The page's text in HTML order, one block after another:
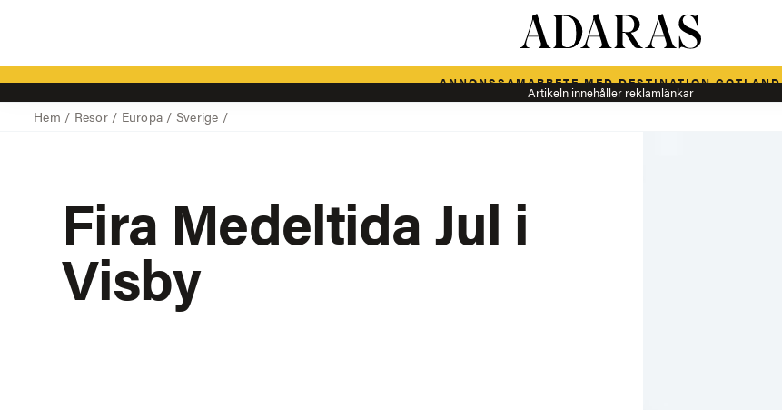
ANNONSSAMARBETE MED DESTINATION GOTLAND
Artikeln innehåller reklamlänkar
Hem / Resor/ Europa / Sverige /
Fira Medeltida Jul i
Visby